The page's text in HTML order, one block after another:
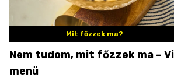
Mit főzzek ma?
Nem tudom, mit főzzek ma –
menü